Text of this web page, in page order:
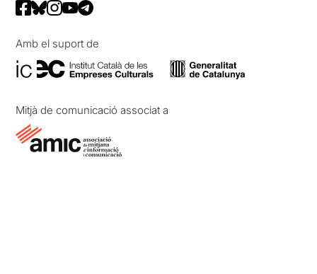
Amb el suport de
Mitjà de comunicació associat a